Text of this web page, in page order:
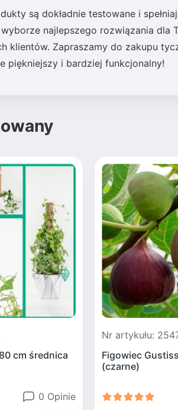
są dokładnie testowane i
najlepszego rozwiązania dla
klientów. Zapraszamy do zakupu
piękniejszy i bardziej funkcjonalny!
cm średnica
0 Opinie
Nr artykułu:
Figowiec
(czarne)